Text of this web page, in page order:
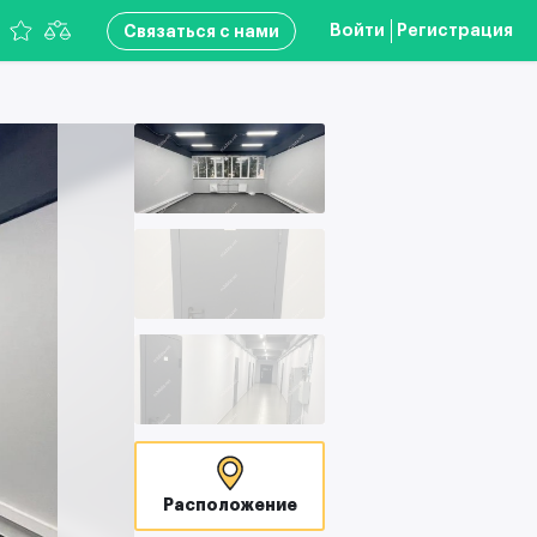
Связаться с нами Войти Регистрация
Расположение